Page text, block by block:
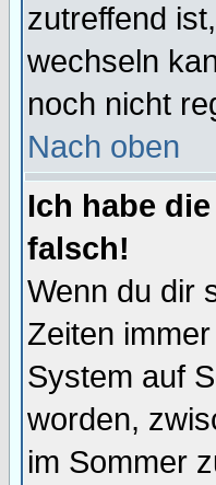
zutreffend
wechseln
noch nicht
Nach oben
Ich habe
falsch!
Wenn du dir
Zeiten
System auf
worden,
im Sommer